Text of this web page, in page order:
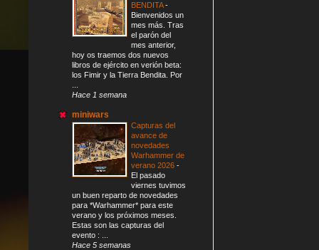
BENDITA-
Bienvenidos un
mes más. Tras
el parón del
mes anterior,
hoy os traemos dos nuevos
libros de ejército en verión beta:
los Fimir y la Tierra Bendita. Por
Hace 1 semana
miniwars
Capturas del
avance de
novedades
Warhammer de
verano 2026 -
El pasado
viernes tuvimos
un buen reparto de novedades
para *Warhammer* para este
verano y los próximos meses.
Estas son las capturas del
evento : ...
Hace 5 semanas